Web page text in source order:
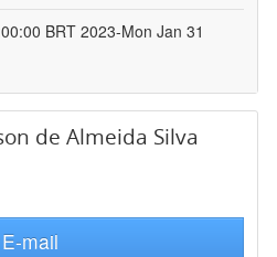
BRT 2023-Mon Jan 31
de Almeida Silva
E-mail